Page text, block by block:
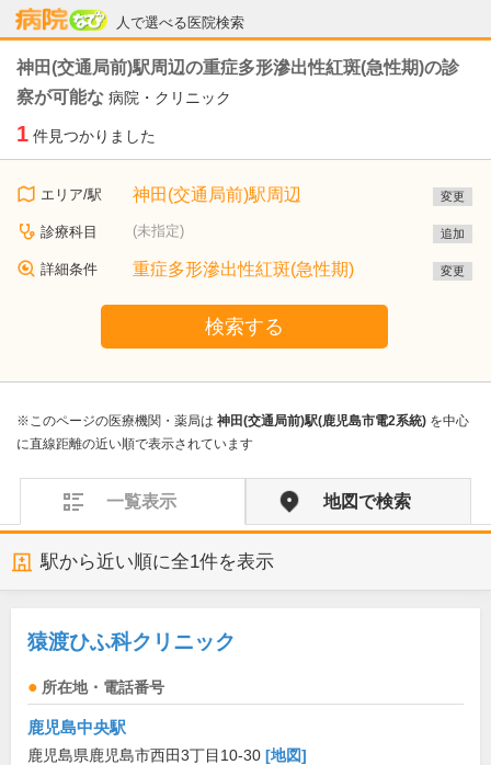
人で選べる医院検索
病院なび
神田(交通局前)駅周辺の重症多形滲出性紅斑(急性期)の診
察が可能な 病院・クリニック
1 件見つかりました
エリア/駅 神田(交通局前)駅周辺 変更
診療科目 (未指定) 追加
詳細条件 重症多形滲出性紅斑(急性期) 変更
検索する
※このページの医療機関・薬局は 神田(交通局前)駅(鹿児島市電2系統) を中心
に直線距離の近い順で表示されています
一覧表示 地図で検索
駅から近い順に全1件を表示
猿渡ひふ科クリニック
所在地・電話番号
鹿児島中央駅
鹿児島県鹿児島市西田3丁目10-30 [地図]